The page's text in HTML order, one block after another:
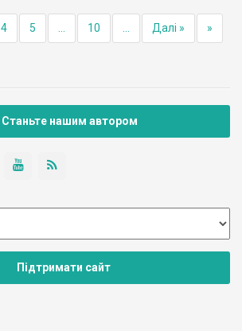
4 5 10 Далі » »
Станьте нашим автором
Підтримати сайт